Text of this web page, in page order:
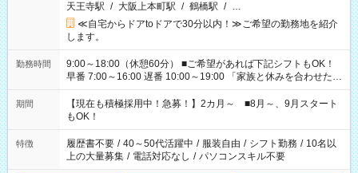
天王寺駅 / 大阪上本町駅 / 鶴橋駅 / …
≪自宅からドアtoドアで30分以内！≫ご希望の勤務地を紹介
します。
勤務時間
9:00～18:00（休憩60分） ■ご希望があれば下記シフトもOK！
早番 7:00～16:00 遅番 10:00～19:00 「家族と休みを合わせた
い」 「余裕を持って夕飯の準備がしたい」 「できれば残業はし
たくない」 など、ご希望を教えてくださいね。 ※Wワーク希望
の方へ 今ご覧のお仕事で希望する勤務時間と、もう1つのお仕事
の勤務時間。 合計で週40時間を超える場合は応募できません。
期間
【現在も積極採用中！急募！】2カ月～ ■8月～、9月スタート
もOK！
特徴 履歴書不要 / 40～50代活躍中 / 服装自由 / シフト勤務 / 10名以
上の大量募集 / 電話対応なし / パソコンスキル不要